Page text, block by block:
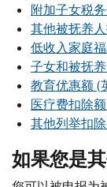
附加子女税
其他被抚养
低收入家庭
子女和被抚
教育优惠额 (
医疗费扣除
其他列举扣
如果您是